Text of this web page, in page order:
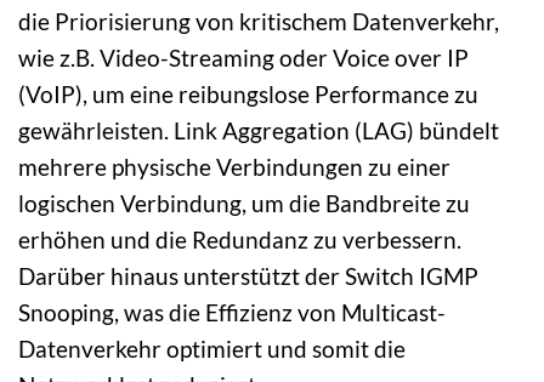
die Priorisierung von kritischem Datenverkehr,
wie z.B. Video-Streaming oder Voice over IP
(VoIP), um eine reibungslose Performance zu
gewährleisten. Link Aggregation (LAG) bündelt
mehrere physische Verbindungen zu einer
logischen Verbindung, um die Bandbreite zu
erhöhen und die Redundanz zu verbessern.
Darüber hinaus unterstützt der Switch IGMP
Snooping, was die Effizienz von Multicast-
Datenverkehr optimiert und somit die